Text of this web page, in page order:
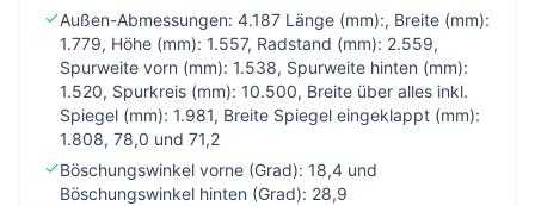
Außen-Abmessungen: 4.187 Länge (mm):, Breite (mm):
1.779, Höhe (mm): 1.557, Radstand (mm): 2.559,
Spurweite vorn (mm): 1.538, Spurweite hinten (mm):
1.520, Spurkreis (mm): 10.500, Breite über alles inkl.
Spiegel (mm): 1.981, Breite Spiegel eingeklappt (mm):
1.808, 78,0 und 71,2
Böschungswinkel vorne (Grad): 18,4 und
Böschungswinkel hinten (Grad): 28,9